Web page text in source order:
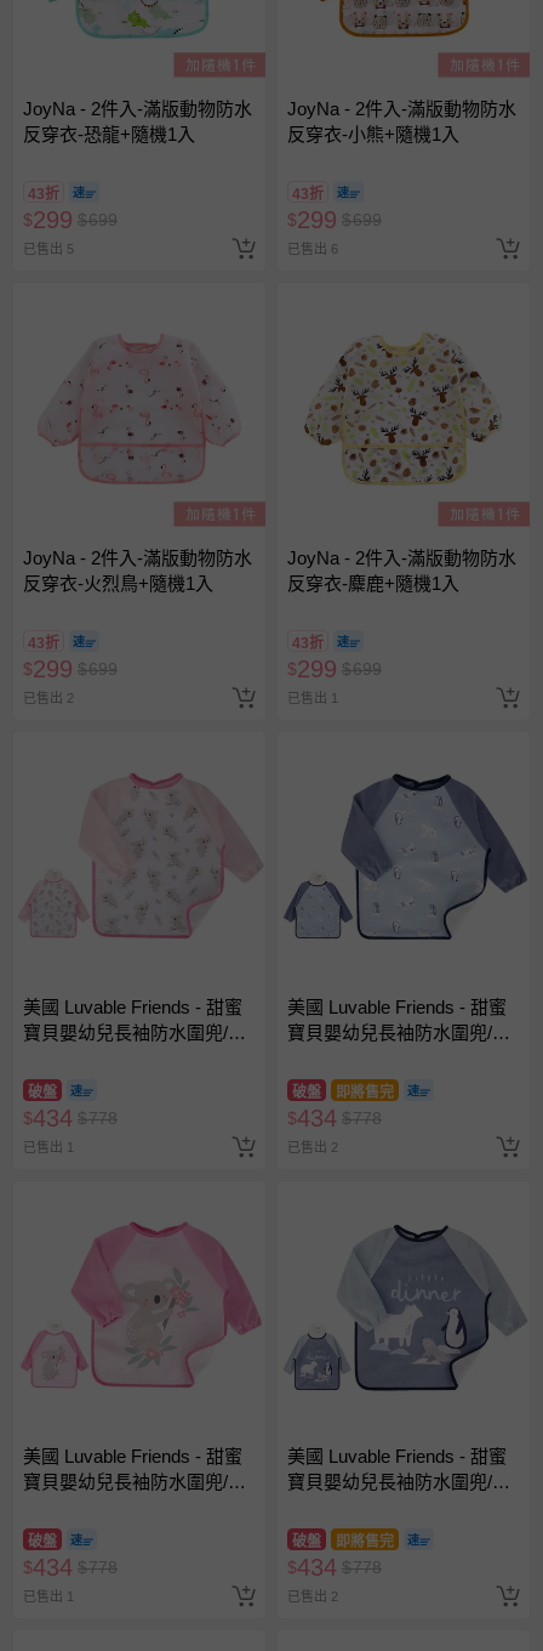
JoyNa - 2件入-滿版動物防水
反穿衣-恐龍+隨機1入
43折
$299 $699
已售出 5
JoyNa - 2件入-滿版動物防水
反穿衣-小熊+隨機1入
43折
$299 $699
已售出 6
JoyNa - 2件入-滿版動物防水
反穿衣-火烈鳥+隨機1入
43折
$299 $699
已售出 2
JoyNa - 2件入-滿版動物防水
反穿衣-麋鹿+隨機1入
43折
$299 $699
已售出 1
美國 Luvable Friends - 甜蜜
寶貝嬰幼兒長袖防水圍兜/畫
族
破盤
$434 $778
已售出 1
美國 Luvable Friends - 甜蜜
寶貝嬰幼兒長袖防水圍兜/畫
破盤 即將售完
$434 $778
已售出 2
美國 Luvable Friends - 甜蜜
寶貝嬰幼兒長袖防水圍兜/畫
破盤
$434 $778
已售出 1
美國 Luvable Friends - 甜蜜
寶貝嬰幼兒長袖防水圍兜/畫
破盤 即將售完
$434 $778
已售出 2